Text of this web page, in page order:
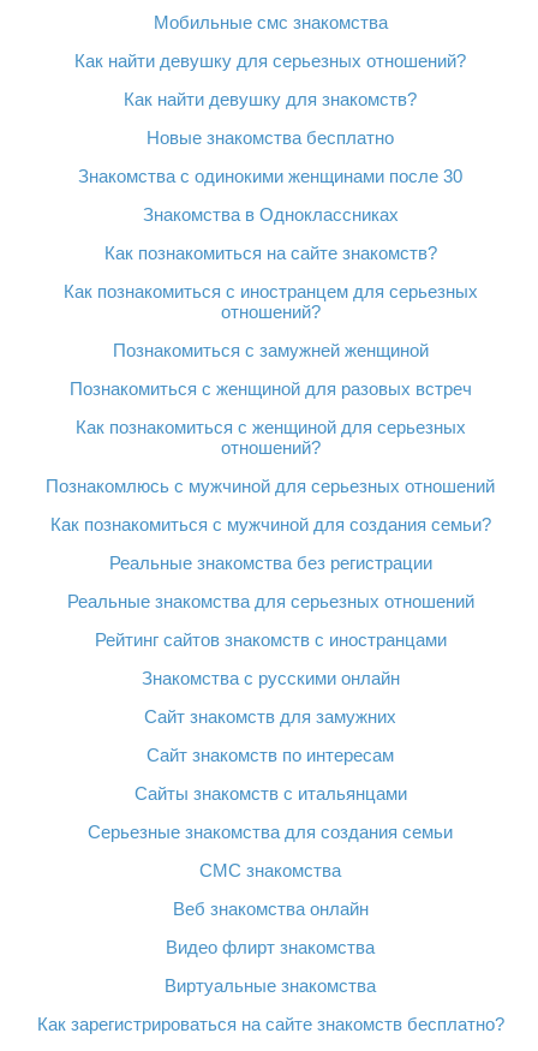
Мобильные смс знакомства
Как найти девушку для серьезных отношений?
Как найти девушку для знакомств?
Новые знакомства бесплатно
Знакомства с одинокими женщинами после 30
Знакомства в Одноклассниках
Как познакомиться на сайте знакомств?
Как познакомиться с иностранцем для серьезных
отношений?
Познакомиться с замужней женщиной
Познакомиться с женщиной для разовых встреч
Как познакомиться с женщиной для серьезных
отношений?
Познакомлюсь с мужчиной для серьезных отношений
Как познакомиться с мужчиной для создания семьи?
Реальные знакомства без регистрации
Реальные знакомства для серьезных отношений
Рейтинг сайтов знакомств с иностранцами
Знакомства с русскими онлайн
Сайт знакомств для замужних
Сайт знакомств по интересам
Сайты знакомств с итальянцами
Серьезные знакомства для создания семьи
СМС знакомства
Веб знакомства онлайн
Видео флирт знакомства
Виртуальные знакомства
Как зарегистрироваться на сайте знакомств бесплатно?